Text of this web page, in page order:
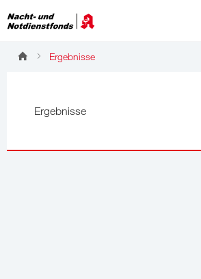
Ergebnisse
Ergebnisse